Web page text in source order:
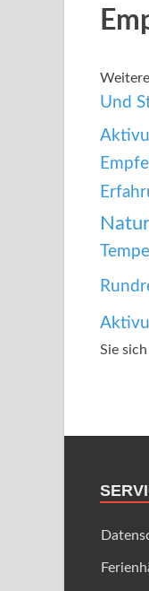
Und
Natur
Sie